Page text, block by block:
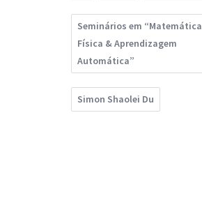
Seminários em “Matemática
Física & Aprendizagem
Automática”
Simon Shaolei Du